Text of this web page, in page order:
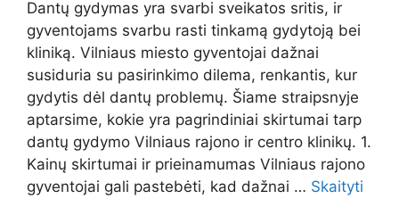
Dantų gydymas yra svarbi sveikatos sritis, ir
gyventojams svarbu rasti tinkamą gydytoją bei
kliniką. Vilniaus miesto gyventojai dažnai
susiduria su pasirinkimo dilema, renkantis, kur
gydytis dėl dantų problemų. Šiame straipsnyje
aptarsime, kokie yra pagrindiniai skirtumai tarp
dantų gydymo Vilniaus rajono ir centro klinikų. 1.
Kainų skirtumai ir prieinamumas Vilniaus rajono
gyventojai gali pastebėti, kad dažnai … Skaityti